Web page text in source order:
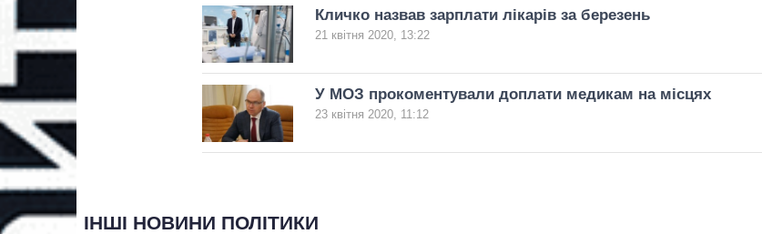
Кличко назвав зарплати лікарів за березень
21 квітня 2020, 13:22
У МОЗ прокоментували доплати медикам на місцях
23 квітня 2020, 11:12
ІНШІ НОВИНИ ПОЛІТИКИ